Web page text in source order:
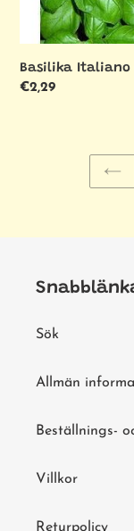
Basilika Italiano
Ordinarie
€2,29
Sök
Allmän
Beställnings-
Villkor
Returpolicy